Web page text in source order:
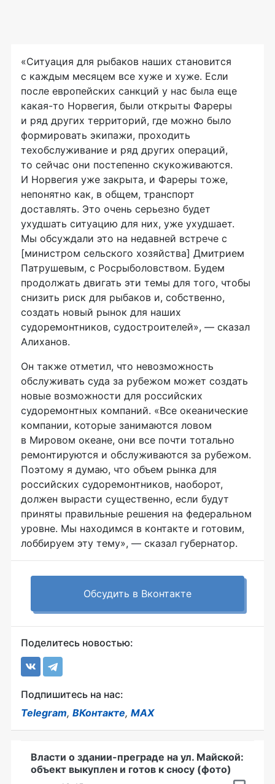
«Ситуация для рыбаков наших становится
с каждым месяцем все хуже и хуже. Если
после европейских санкций у нас была еще
какая-то Норвегия, были открыты Фареры
и ряд других территорий, где можно было
формировать экипажи, проходить
техобслуживание и ряд других операций,
то сейчас они постепенно скукоживаются.
И Норвегия уже закрыта, и Фареры тоже,
непонятно как, в общем, транспорт
доставлять. Это очень серьезно будет
ухудшать ситуацию для них, уже ухудшает.
Мы обсуждали это на недавней встрече с
[министром сельского хозяйства] Дмитрием
Патрушевым, с Росрыболовством. Будем
продолжать двигать эти темы для того, чтобы
снизить риск для рыбаков и, собственно,
создать новый рынок для наших
судоремонтников, судостроителей», — сказал
Алиханов.
Он также отметил, что невозможность
обслуживать суда за рубежом может создать
новые возможности для российских
судоремонтных компаний. «Все океанические
компании, которые занимаются ловом
в Мировом океане, они все почти тотально
ремонтируются и обслуживаются за рубежом.
Поэтому я думаю, что объем рынка для
российских судоремонтников, наоборот,
должен вырасти существенно, если будут
приняты правильные решения на федеральном
уровне. Мы находимся в контакте и готовим,
лоббируем эту тему», — сказал губернатор.
Обсудить в Вконтакте
Поделитесь новостью:
Подпишитесь на нас:
Telegram, ВКонтакте, MAX
Власти о здании-преграде на ул. Майской:
объект выкуплен и готов к сносу (фото)